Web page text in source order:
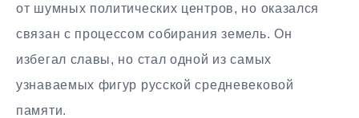
от шумных политических центров, но оказался
связан с процессом собирания земель. Он
избегал славы, но стал одной из самых
узнаваемых фигур русской средневековой
памяти.